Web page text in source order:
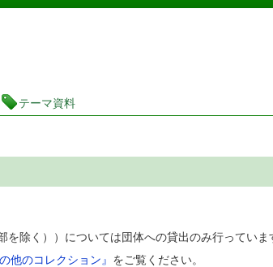
図書館 蔵書検索・予約システム
テーマ資料
除く））については団体への貸出のみ行っていま
他のコレクション』 をご覧ください。